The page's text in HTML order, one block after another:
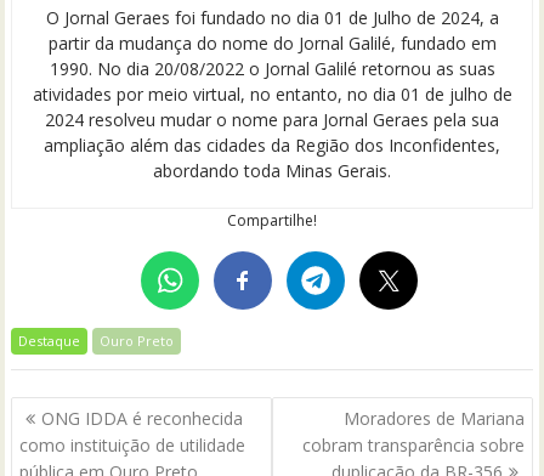
O Jornal Geraes foi fundado no dia 01 de Julho de 2024, a
partir da mudança do nome do Jornal Galilé, fundado em
1990. No dia 20/08/2022 o Jornal Galilé retornou as suas
atividades por meio virtual, no entanto, no dia 01 de julho de
2024 resolveu mudar o nome para Jornal Geraes pela sua
ampliação além das cidades da Região dos Inconfidentes,
abordando toda Minas Gerais.
Compartilhe!
Destaque Ouro Preto
Navegação
de
ONG IDDA é reconhecida
como instituição de utilidade
Moradores de Mariana
cobram transparência sobre